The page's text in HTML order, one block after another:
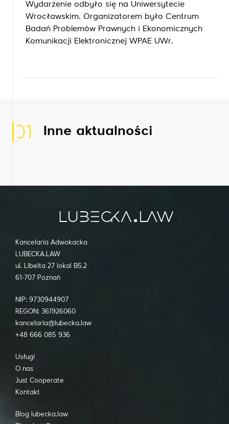
Wydarzenie odbyło się na Uniwersytecie
Wrocławskim. Organizatorem było Centrum
Badań Problemów Prawnych i Ekonomicznych
Komunikacji Elektronicznej WPAE UWr.
01 Inne aktualności
Kancelaria Adwokacka
LUBECKA.LAW
ul. Libelta 27 lokal B5.2
61-707 Poznań
NIP: 9730944907
REGON: 361926060
kancelaria@lubecka.law
+48 666 085 936
Usługi
O nas
Just Cooperate
Kontakt
Blog lubecka.law